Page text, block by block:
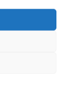
تتويج